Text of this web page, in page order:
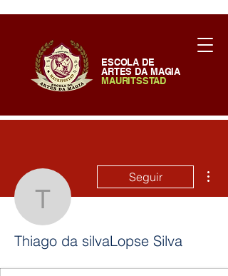
ESCOLA DE
ARTES DA MAGIA
MAURITSSTAD
Thiago da
Seguir
Thiago da silvaLopse Silva